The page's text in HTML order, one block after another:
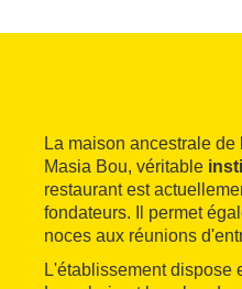
La maison ancestrale de
Masia Bou, véritable
restaurant est
fondateurs. Il permet
noces aux réunions
L'établissement dispose